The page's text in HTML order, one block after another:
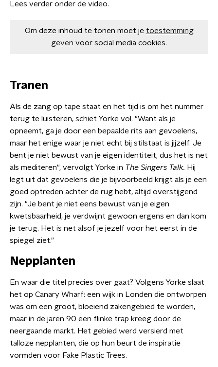
Lees verder onder de video.
Om deze inhoud te tonen moet je toestemming
geven voor social media cookies.
Tranen
Als de zang op tape staat en het tijd is om het nummer
terug te luisteren, schiet Yorke vol. "Want als je
opneemt, ga je door een bepaalde rits aan gevoelens,
maar het enige waar je niet echt bij stilstaat is jijzelf. Je
bent je niet bewust van je eigen identiteit, dus het is net
als mediteren", vervolgt Yorke in The Singers Talk. Hij
legt uit dat gevoelens die je bijvoorbeeld krijgt als je een
goed optreden achter de rug hebt, altijd overstijgend
zijn. "Je bent je niet eens bewust van je eigen
kwetsbaarheid, je verdwijnt gewoon ergens en dan kom
je terug. Het is net alsof je jezelf voor het eerst in de
spiegel ziet."
Nepplanten
En waar die titel precies over gaat? Volgens Yorke slaat
het op Canary Wharf: een wijk in Londen die ontworpen
was om een groot, bloeiend zakengebied te worden,
maar in de jaren 90 een flinke trap kreeg door de
neergaande markt. Het gebied werd versierd met
talloze nepplanten, die op hun beurt de inspiratie
vormden voor Fake Plastic Trees.